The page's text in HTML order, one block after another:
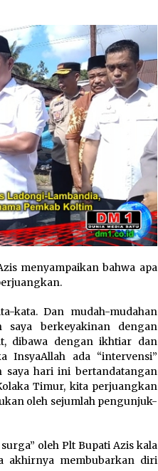
menyampaikan bahwa apa
kata. Dan mudah-mudahan
saya berkeyakinan dengan
dibawa dengan ikhtiar dan
InsyaAllah ada “intervensi”
saya hari ini bertandatangan
Timur, kita perjuangkan
oleh sejumlah pengunjuk-
oleh Plt Bupati Azis kala
akhirnya membubarkan diri